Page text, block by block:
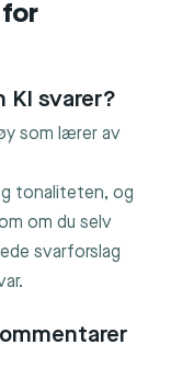
for
KI svarer?
som lærer av
tonaliteten, og
om du selv
svarforslag